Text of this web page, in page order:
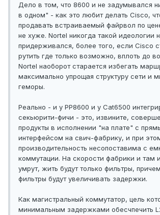
Дело в том, что 8600 и не задумывался
в одном" - как это любит делать Cisco,
продавать встраиваемый файрвол по
не хуже. Nortel никогда такой идеологии
придерживался, более того, если Cisco
рутить где только возможно, вплоть до
Nortel наоборот старается избегать
максимально упрощая структуру сети и
геморы.
Реально - и у PP8600 и у Cat6500
секьюрити-фичи - это, извините,
продукты в исполнении "на плате" с
интерфейсом на свич-фабрику, и при
производительность несопоставима с
коммутации. На скорости фабрики и там
умрут, жить будут только фильтры,
фильтры будут увеличивать задержки.
Как магистральный коммутатор, цель
минимальным задержками обесчпечить